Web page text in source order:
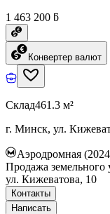
1 463 200 ƃ
Конвертер валют
Склад461.3 м²
г. Минск, ул.
Аэродромная
Продажа земельного
ул. Кижеватова, 10
Контакты
Написать